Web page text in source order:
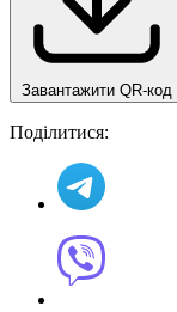
Завантажити QR-код
Поділитися: